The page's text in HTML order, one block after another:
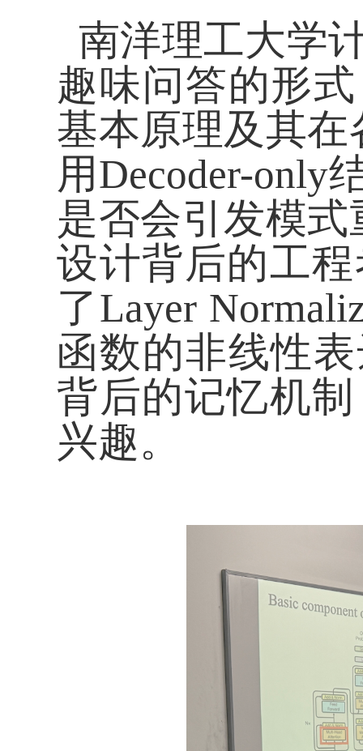
南洋理工大学
趣味问答的形
基本原理及其
用Decoder-only
是否会引发模
设计背后的工
了Layer
函数的非线性
背后的记忆机
兴趣。